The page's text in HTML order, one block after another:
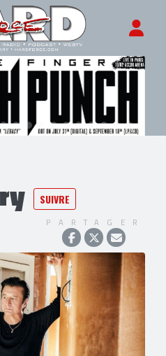
SUIVRE
PARTAGER